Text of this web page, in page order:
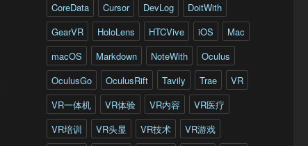
CoreData
Cursor DevLog
DoitWith
GearVR
HoloLens HTCVive iOS
Mac
macOS
Markdown NoteWith
Oculus
OculusGo
OculusRift Tavily Trae
VR
VR一体机
VR体验 VR内容
VR医疗
VR培训
VR头显 VR技术
VR游戏